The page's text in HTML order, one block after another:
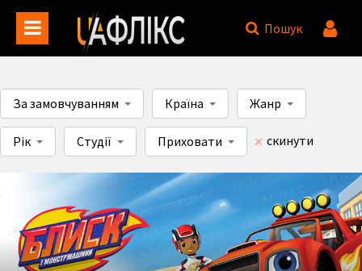
Пошук
За замовчуванням Країна Жанр
Рік Студії Приховати скинути